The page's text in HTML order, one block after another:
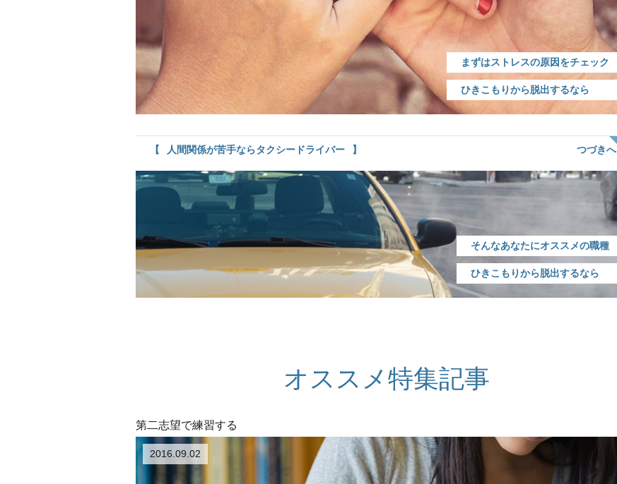
まずはストレスの原因をチェック
ひきこもりから脱出するなら
人間関係が苦手ならタクシードライバー つづきへ
そんなあなたにオススメの職種
ひきこもりから脱出するなら
オススメ特集記事
第二志望で練習する
2016.09.02